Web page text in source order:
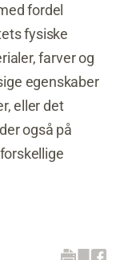
fordel
fysiske
farver og
egenskaber
eller det
også på